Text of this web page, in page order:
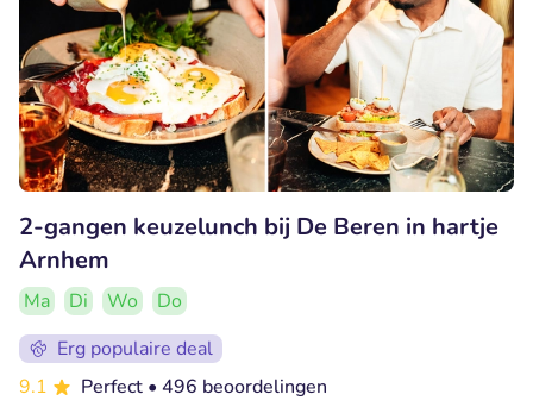
2-gangen keuzelunch bij De Beren in hartje
Arnhem
Ma Di Wo
Do
Erg populaire deal
9.1
Perfect • 496 beoordelingen